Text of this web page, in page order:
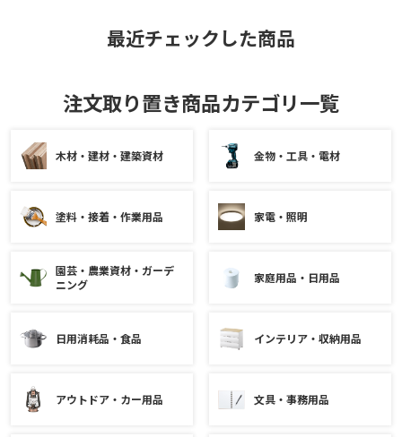
最近チェックした商品
注文取り置き商品カテゴリ一覧
木材・建材・建築資材 金物・工具・電材
塗料・接着・作業用品 家電・照明
園芸・農業資材・ガーデ
ニング
家庭用品・日用品
日用消耗品・食品 インテリア・収納用品
アウトドア・カー用品 文具・事務用品